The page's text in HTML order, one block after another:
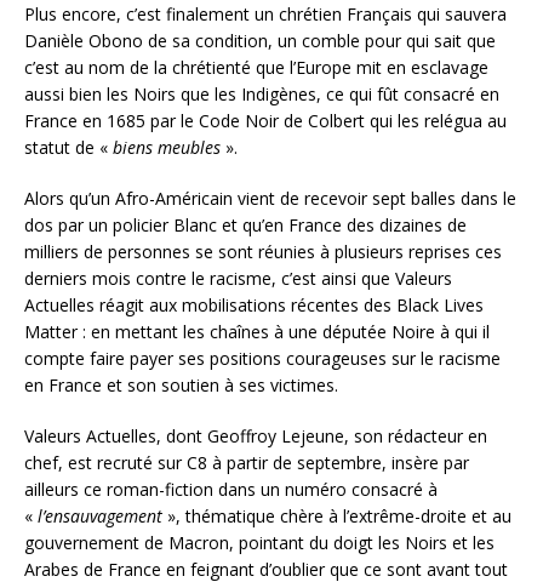
Plus encore, c’est finalement un chrétien Français qui sauvera
Danièle Obono de sa condition, un comble pour qui sait que
c’est au nom de la chrétienté que l’Europe mit en esclavage
aussi bien les Noirs que les Indigènes, ce qui fût consacré en
France en 1685 par le Code Noir de Colbert qui les relégua au
statut de « biens meubles ».
Alors qu’un Afro-Américain vient de recevoir sept balles dans le
dos par un policier Blanc et qu’en France des dizaines de
milliers de personnes se sont réunies à plusieurs reprises ces
derniers mois contre le racisme, c’est ainsi que Valeurs
Actuelles réagit aux mobilisations récentes des Black Lives
Matter : en mettant les chaînes à une députée Noire à qui il
compte faire payer ses positions courageuses sur le racisme
en France et son soutien à ses victimes.
Valeurs Actuelles, dont Geoffroy Lejeune, son rédacteur en
chef, est recruté sur C8 à partir de septembre, insère par
ailleurs ce roman-fiction dans un numéro consacré à
« l’ensauvagement », thématique chère à l’extrême-droite et au
gouvernement de Macron, pointant du doigt les Noirs et les
Arabes de France en feignant d’oublier que ce sont avant tout